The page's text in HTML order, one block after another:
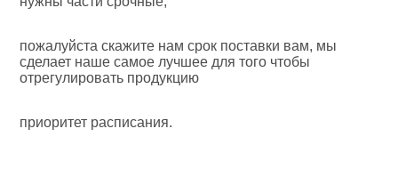
пожалуйста скажите нам срок поставки вам, мы
сделает наше самое лучшее для того чтобы
отрегулировать продукцию
приоритет расписания.